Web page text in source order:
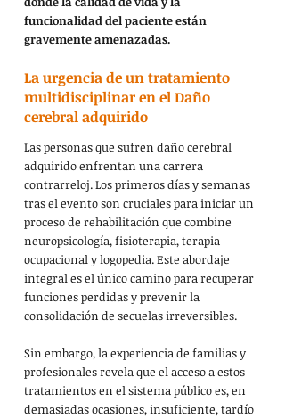
funcionalidad del paciente están
gravemente amenazadas.
La urgencia de un tratamiento
multidisciplinar en el Daño
cerebral adquirido
Las personas que sufren daño cerebral
adquirido enfrentan una carrera
contrarreloj. Los primeros días y semanas
tras el evento son cruciales para iniciar un
proceso de rehabilitación que combine
neuropsicología, fisioterapia, terapia
ocupacional y logopedia. Este abordaje
integral es el único camino para recuperar
funciones perdidas y prevenir la
consolidación de secuelas irreversibles.
Sin embargo, la experiencia de familias y
profesionales revela que el acceso a estos
tratamientos en el sistema público es, en
demasiadas ocasiones, insuficiente, tardío